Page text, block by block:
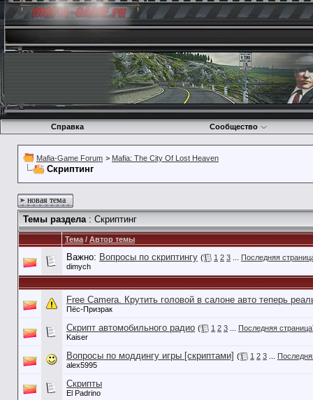
Справка Сообщество
Mafia-Game Forum > Mafia: The City Of Lost Heaven
Скриптинг
новая тема
Темы раздела: Скриптинг
Тема/Автор темы
Важно: Вопросы по скриптингу ( 1 2 3
Последняя
dimych
Free Camera. Крутить головой в салоне авто теперь
Пёс-Призрак
Скрипт автомобильного радио ( 1 2 3 Последняя страница
Kaiser
Вопросы по моддингу игры [скриптами] ( 1 2 3
alex5995
Скрипты
El Padrino